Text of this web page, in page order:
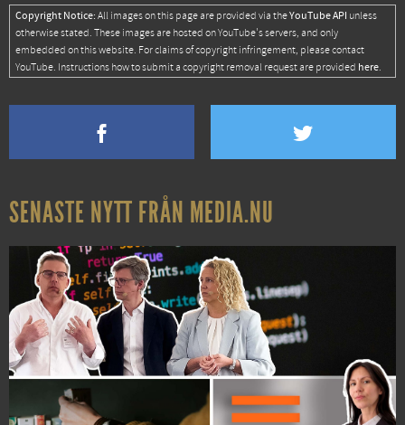
Copyright Notice: All images on this page are provided via theYouTube API unless
otherwise stated. These images are hosted on YouTube's servers, and only
embedded on this website. For claims of copyright infringement, please contact
YouTube. Instructions how to submit a copyright removal request are provided here.
SENASTE NYTT FRÅN MEDIA.NU